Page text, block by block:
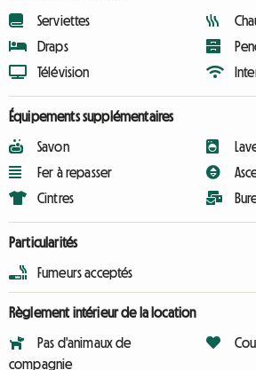
Serviettes
Draps
Télévision
Équipements supplémentaires
Savon
Fer à repasser
Cintres
Particularités
Fumeurs acceptés
Règlement intérieur de la location
Pas d'animaux de
compagnie